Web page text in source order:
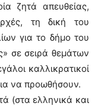
ζητά απευθείας,
τη δική του
για το δήμο του
σε σειρά θεμάτων
καλλικρατικοί
να προωθήσουν.
(στα ελληνικά και